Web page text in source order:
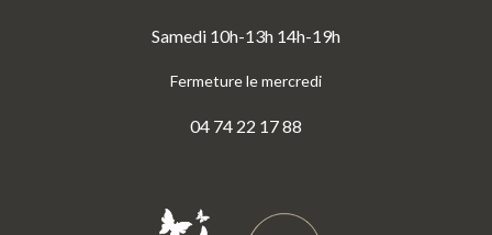
Samedi 10h-13h 14h-19h
Fermeture le mercredi
04 74 22 17 88